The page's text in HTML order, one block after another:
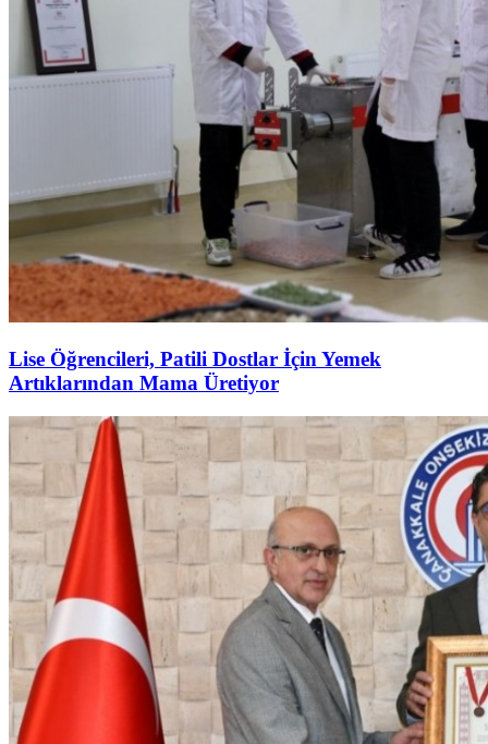
Lise Öğrencileri, Patili Dostlar İçin Yemek
Artıklarından Mama Üretiyor